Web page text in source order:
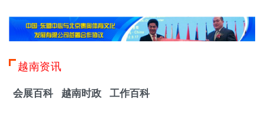
越南资讯
会展百科 越南时政 工作百科